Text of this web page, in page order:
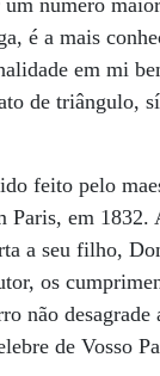
número
é a mais
em mi
de triângulo,
feito pelo
Paris, em
a seu filho,
os
não
de Vosso